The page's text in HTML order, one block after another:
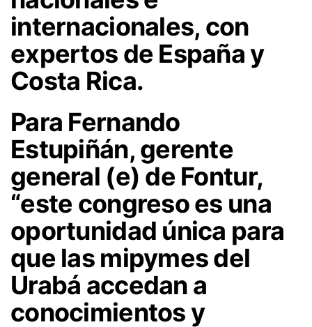
internacionales, con
expertos de España y
Costa Rica.
Para Fernando
Estupiñán, gerente
general (e) de Fontur,
“este congreso es una
oportunidad única para
que las mipymes del
Urabá accedan a
conocimientos y